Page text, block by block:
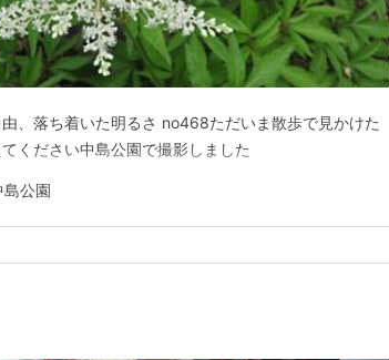
、落ち着いた明るさ no468ただいま散歩で見かけた
ください中島公園で撮影しました
島公園